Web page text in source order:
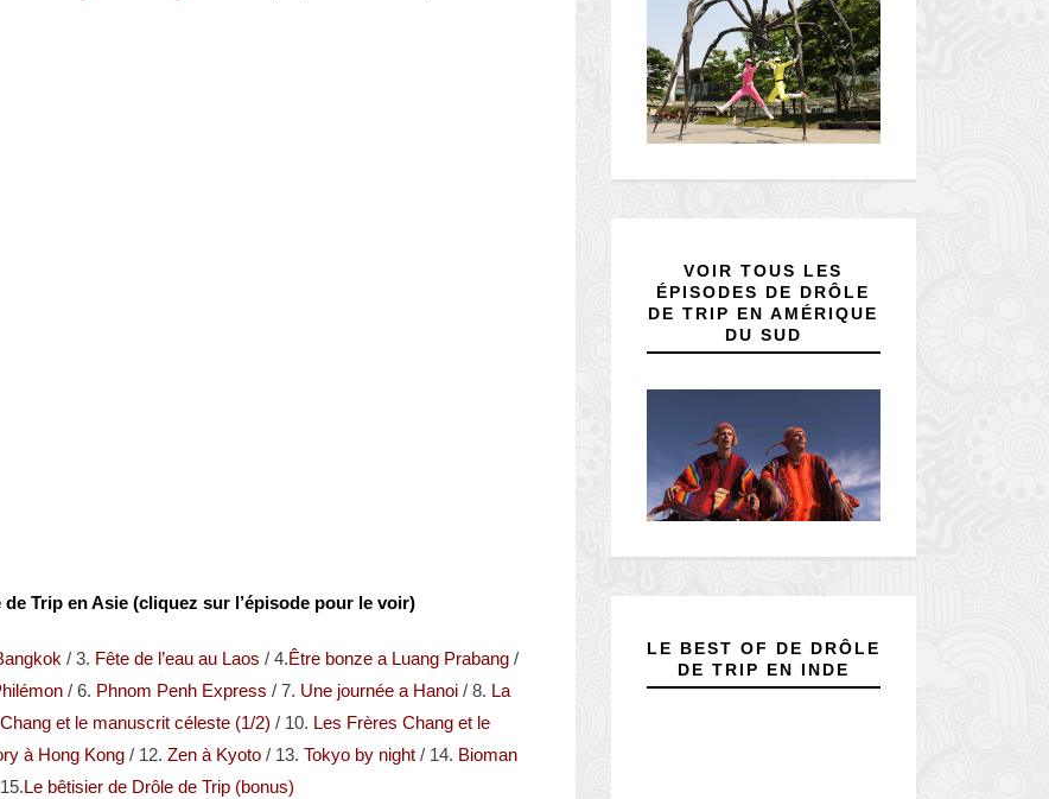
Trip en Asie (cliquez sur l’épisode pour le voir)
/ 3. Fête de l’eau au Laos / 4.Être bonze a Luang Prabang /
/ 6. Phnom Penh Express/ 7. Une journée a Hanoi/ 8. La
et le manuscrit céleste (1/2) / 10. Les Frères Chang et le
à Hong Kong / 12.Zen à Kyoto / 13.Tokyo by night / 14. Bioman
Le bêtisier de Drôle de Trip (bonus)
VOIR TOUS LES
ÉPISODES DE DRÔLE
DE TRIP EN AMÉRIQUE
DU SUD
LE BEST OF DE DRÔLE
DE TRIP EN INDE